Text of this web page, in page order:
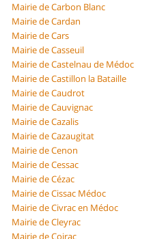
Mairie de Carbon Blanc
Mairie de Cardan
Mairie de Cars
Mairie de Casseuil
Mairie de Castelnau de Médoc
Mairie de Castillon la Bataille
Mairie de Caudrot
Mairie de Cauvignac
Mairie de Cazalis
Mairie de Cazaugitat
Mairie de Cenon
Mairie de Cessac
Mairie de Cézac
Mairie de Cissac Médoc
Mairie de Civrac en Médoc
Mairie de Cleyrac